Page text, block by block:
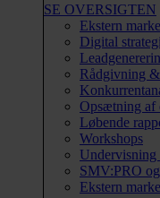
SE OVERSIGTEN
Ekstern
Digital strategi
Rådgivning
Opsætning af
Løbende
Workshops
SMV:PRO
Ekstern